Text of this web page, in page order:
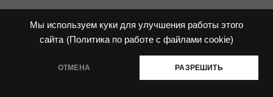
Мы используем куки для улучшения работы этого
сайта (Политика по работе с файлами cookie)
ОТМЕНА РАЗРЕШИТЬ
Политика конфиденциальности Публичная
оферта